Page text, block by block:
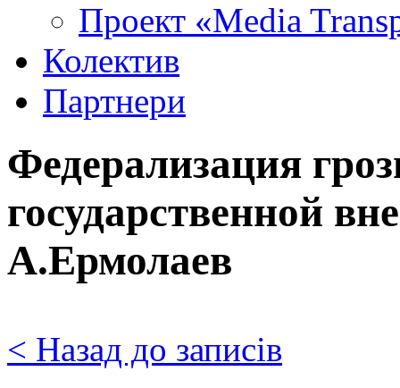
Проект «Media
Колектив
Партнери
Федерализация
государственной
А.Ермолаев
< Назад до записів